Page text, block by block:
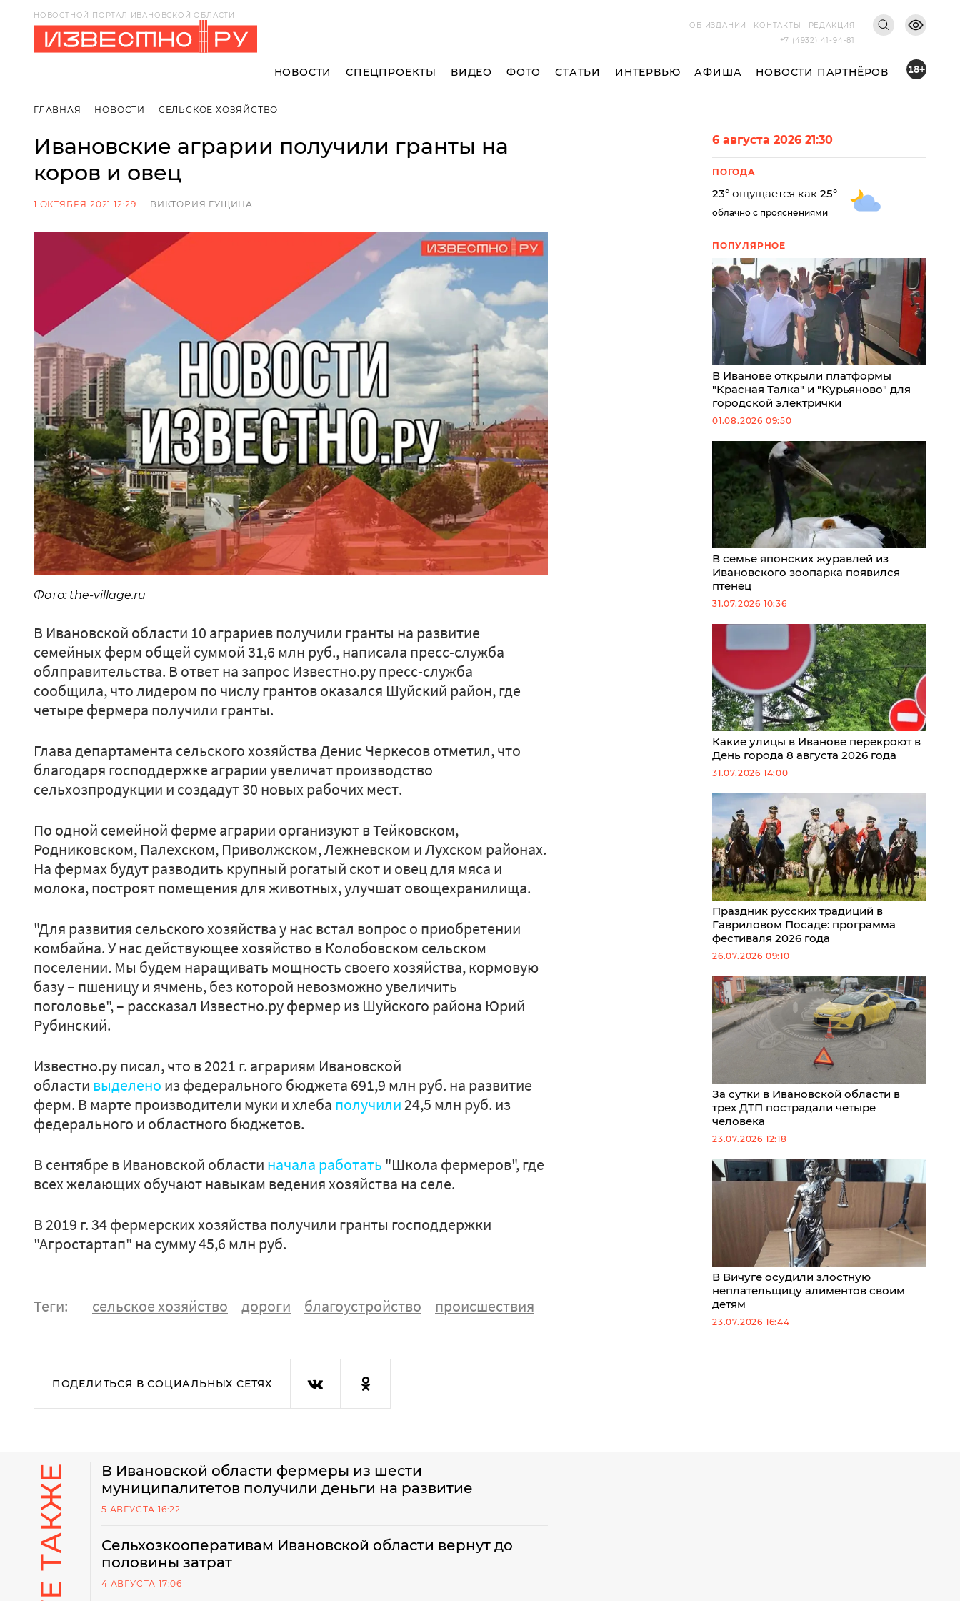
НОВОСТНОЙ ПОРТАЛ ИВАНОВСКОЙ ОБЛАСТИ
ОБ ИЗДАНИИ
КОНТАКТЫ
РЕДАКЦИЯ
+7 (4932) 41-94-81
НОВОСТИ СПЕЦПРОЕКТЫ ВИДЕО ФОТО СТАТЬИ ИНТЕРВЬЮ АФИША НОВОСТИ ПАРТНЁРОВ 18+
ГЛАВНАЯ НОВОСТИ СЕЛЬСКОЕ ХОЗЯЙСТВО
Ивановские аграрии получили гранты на
коров и овец
1 ОКТЯБРЯ 2021 12:29 ВИКТОРИЯ ГУЩИНА
Фото: the-village.ru
В Ивановской области 10 аграриев получили гранты на развитие
семейных ферм общей суммой 31,6 млн руб., написала пресс-служба
облправительства. В ответ на запрос Известно.ру пресс-служба
сообщила, что лидером по числу грантов оказался Шуйский район, где
четыре фермера получили гранты.
Глава департамента сельского хозяйства Денис Черкесов отметил, что
благодаря господдержке аграрии увеличат производство
сельхозпродукции и создадут 30 новых рабочих мест.
По одной семейной ферме аграрии организуют в Тейковском,
Родниковском, Палехском, Приволжском, Лежневском и Лухском районах.
На фермах будут разводить крупный рогатый скот и овец для мяса и
молока, построят помещения для животных, улучшат овощехранилища.
"Для развития сельского хозяйства у нас встал вопрос о приобретении
комбайна. У нас действующее хозяйство в Колобовском сельском
поселении. Мы будем наращивать мощность своего хозяйства, кормовую
базу – пшеницу и ячмень, без которой невозможно увеличить
поголовье", – рассказал Известно.ру фермер из Шуйского района Юрий
Рубинский.
Известно.ру писал, что в 2021 г. аграриям Ивановской
области выделено из федерального бюджета 691,9 млн руб. на развитие
ферм. В марте производители муки и хлеба получили24,5 млн руб. из
федерального и областного бюджетов.
В сентябре в Ивановской области начала работать "Школа фермеров", где
всех желающих обучают навыкам ведения хозяйства на селе.
В 2019 г. 34 фермерских хозяйства получили гранты господдержки
"Агростартап" на сумму 45,6 млн руб.
Теги: сельское хозяйство дороги благоустройство происшествия
ПОДЕЛИТЬСЯ В СОЦИАЛЬНЫХ СЕТЯХ
6 августа 2026 21:30
ПОГОДА
23° ощущается как 25°
облачно с прояснениями
ПОПУЛЯРНОЕ
В Иванове открыли платформы
"Красная Талка" и "Курьяново" для
городской электрички
01.08.2026 09:50
В семье японских журавлей из
Ивановского зоопарка появился
птенец
31.07.2026 10:36
Какие улицы в Иванове перекроют в
День города 8 августа 2026 года
31.07.2026 14:00
Праздник русских традиций в
Гавриловом Посаде: программа
фестиваля 2026 года
26.07.2026 09:10
За сутки в Ивановской области в
трех ДТП пострадали четыре
человека
23.07.2026 12:18
В Вичуге осудили злостную
неплательщицу алиментов своим
детям
23.07.2026 16:44
В Ивановской области фермеры из шести
муниципалитетов получили деньги на развитие
5 АВГУСТА 16:22
Сельхозкооперативам Ивановской области вернут до
половины затрат
4 АВГУСТА 17:06